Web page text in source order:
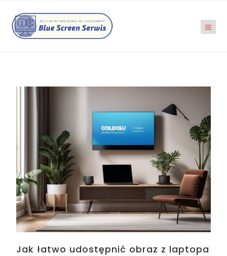
Jak łatwo udostępnić obraz z laptopa